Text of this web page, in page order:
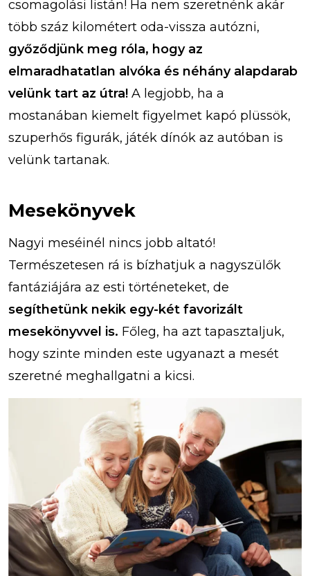
csomagolási listán! Ha nem szeretnénk akár
több száz kilométert oda-vissza autózni,
győződjünk meg róla, hogy az
elmaradhatatlan alvóka és néhány alapdarab
velünk tart az útra! A legjobb, ha a
mostanában kiemelt figyelmet kapó plüssök,
szuperhős figurák, játék dínók az autóban is
velünk tartanak.
Mesekönyvek
Nagyi meséinél nincs jobb altató!
Természetesen rá is bízhatjuk a nagyszülők
fantáziájára az esti történeteket, de
segíthetünk nekik egy-két favorizált
mesekönyvvel is. Főleg, ha azt tapasztaljuk,
hogy szinte minden este ugyanazt a mesét
szeretné meghallgatni a kicsi.